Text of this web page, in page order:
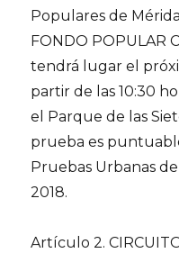
Populares de
FONDO POPULAR
tendrá lugar el
partir de las 10:30
el Parque de las
prueba es
Pruebas Urbanas
2018.
Artículo 2.